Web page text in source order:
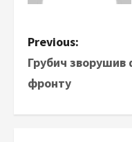
P
o
Previous:
Грубич зворушив
фронту